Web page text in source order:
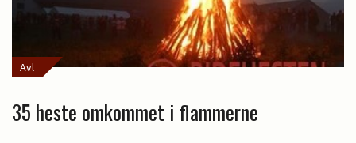
Avl
35 heste omkommet i flammerne